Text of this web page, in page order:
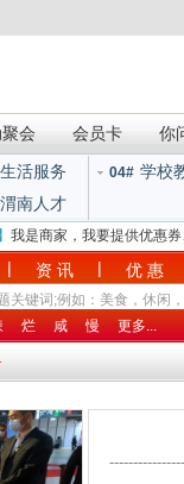
会 会员卡 你
生活服务 04# 学校
渭南人才
我是商家，我要提供优惠
| 资 讯 | 优 惠
烂 咸 慢 更多...